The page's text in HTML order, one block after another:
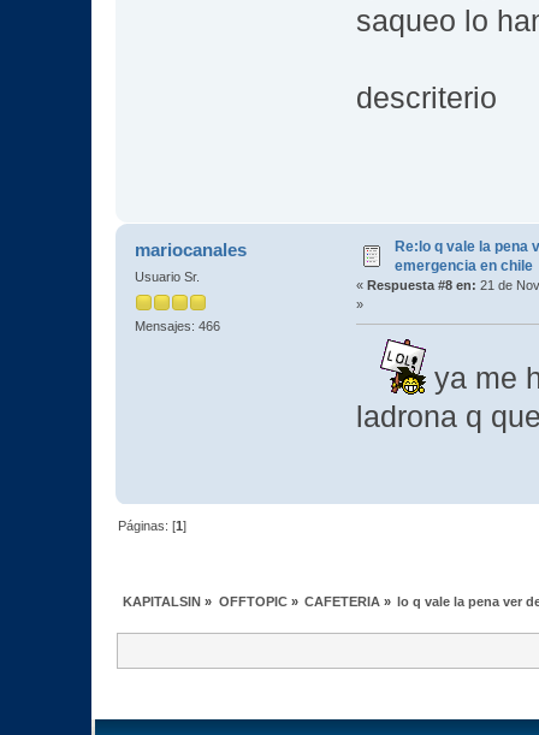
saqueo lo
descriterio
mariocanales
Usuario Sr.
Mensajes: 466
Re:lo q vale la pena
emergencia en chile
« Respuesta #8 en: 21 de
»
ya me
ladrona q
Páginas: [1]
KAPITALSIN » OFFTOPIC» CAFETERIA» lo q vale la pena ver